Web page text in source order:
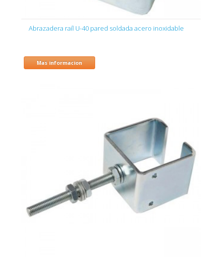
Abrazadera raíl U-40 pared soldada acero inoxidable
Mas informacion